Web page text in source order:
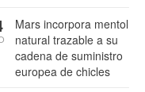
Mars incorpora mentol
natural trazable a su
cadena de suministro
europea de chicles